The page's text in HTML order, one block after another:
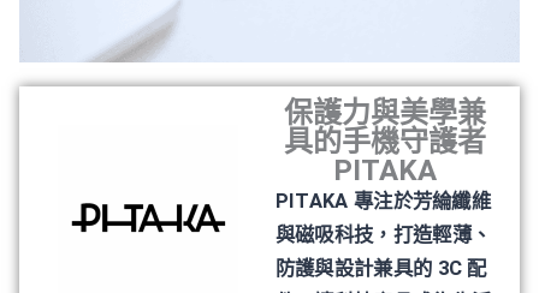
保護力與美學兼
具的手機守護者
PITAKA
PITAKA 專注於芳綸纖維
與磁吸科技，打造輕薄、
防護與設計兼具的 3C 配